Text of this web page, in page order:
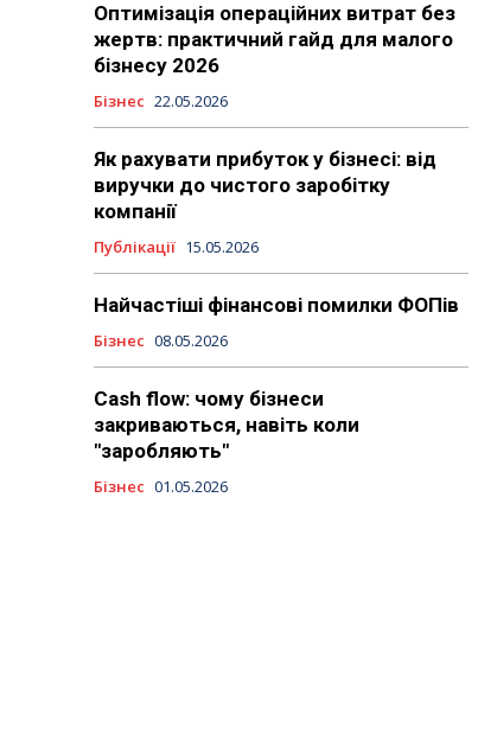
Оптимізація операційних витрат без
жертв: практичний гайд для малого
бізнесу 2026
Бізнес 22.05.2026
Як рахувати прибуток у бізнесі: від
виручки до чистого заробітку
компанії
Публікації 15.05.2026
Найчастіші фінансові помилки ФОПів
Бізнес 08.05.2026
Cash flow: чому бізнеси
закриваються, навіть коли
"заробляють"
Бізнес 01.05.2026